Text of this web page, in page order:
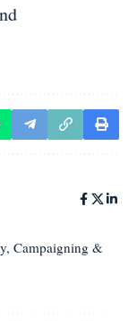
Campaigning &